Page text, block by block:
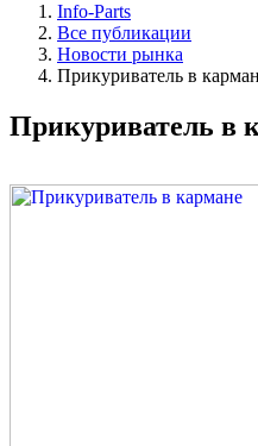
Info-Parts
Все публикации
Новости рынка
Прикуриватель в
Прикуриватель в